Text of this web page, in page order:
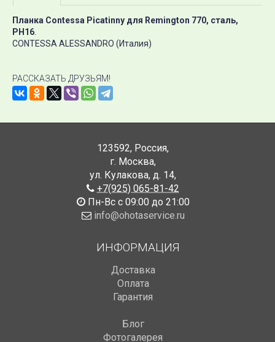
Планка Contessa Picatinny для Remington 770, сталь,
PH16
CONTESSA ALESSANDRO (Италия)
РАССКАЗАТЬ ДРУЗЬЯМ!
123592, Россия,
г. Москва,
ул. Кулакова, д. 14,
+7(925) 065-81-42
Пн-Вс с 09:00 до 21:00
info@ohotaservice.ru
ИНФОРМАЦИЯ
Доставка
Оплата
Гарантия
Блог
Фотогалерея